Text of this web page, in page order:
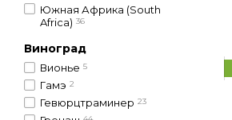
Южная Африка (South
Africa) 36
Виноград
Вионье 5
Гамэ 2
Гевюрцтраминер 23